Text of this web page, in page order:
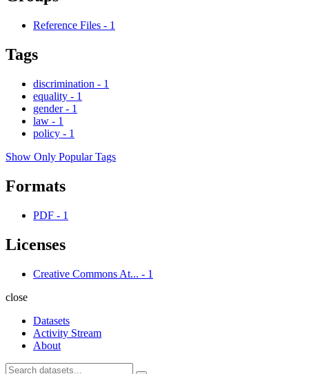
Reference Files - 1
Tags
discrimination - 1
equality - 1
gender - 1
law - 1
policy - 1
Show Only Popular Tags
Formats
PDF - 1
Licenses
Creative Commons At... - 1
close
Datasets
Activity Stream
About